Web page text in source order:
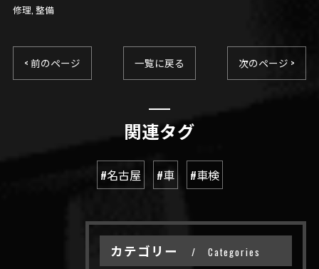
修理 整備
< 前のページ 一覧に戻る 次のページ >
関連タグ
#名古屋 #車 #車検
カテゴリー Categories